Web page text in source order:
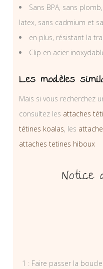
Sans BPA, sans
latex, sans cadmium et
en plus, résistant la
Clip en acier
Les modèles
Mais si vous recherchez
consultez les attaches
tétines koalas, les
attaches tetines hiboux
Notice
1 : Faire passer la